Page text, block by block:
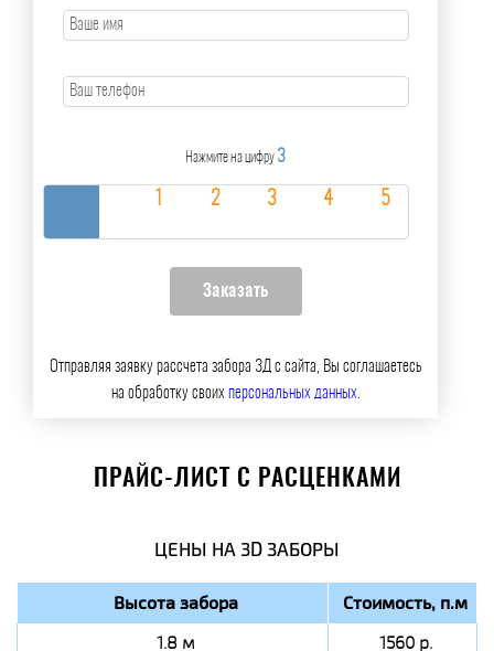
Нажмите на цифру 3
Отправляя заявку рассчета забора 3Д с сайта, Вы соглашаетесь
на обработку своих персональных данных.
ПРАЙС-ЛИСТ С РАСЦЕНКАМИ
ЦЕНЫ НА 3D ЗАБОРЫ
Высота забора Стоимость, п.м
1.8 м 1560 р.